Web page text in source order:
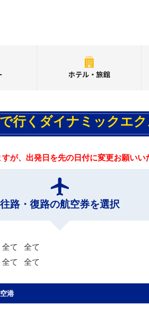
ホテル・旅館
行くダイナミックエ
が、出発日を先の日付に変更お願いい
往路・復路の航空券を選択
全て
全て
全て 全て
港